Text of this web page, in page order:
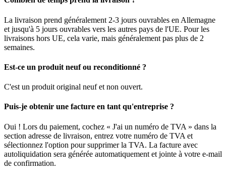
La livraison prend généralement 2-3 jours ouvrables en Allemagne
et jusqu'à 5 jours ouvrables vers les autres pays de l'UE. Pour les
livraisons hors UE, cela varie, mais généralement pas plus de 2
semaines.
Est-ce un produit neuf ou reconditionné ?
C'est un produit original neuf et non ouvert.
Puis-je obtenir une facture en tant qu'entreprise ?
Oui ! Lors du paiement, cochez « J'ai un numéro de TVA » dans la
section adresse de livraison, entrez votre numéro de TVA et
sélectionnez l'option pour supprimer la TVA. La facture avec
autoliquidation sera générée automatiquement et jointe à votre e-mail
de confirmation.